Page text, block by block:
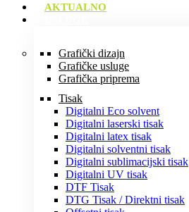
AKTUALNO
Grafički dizajn
Grafičke usluge
Grafička priprema
Tisak
Digitalni Eco solvent
Digitalni laserski tisak
Digitalni latex tisak
Digitalni solventni tisak
Digitalni sublimacijski tisak
Digitalni UV tisak
DTF Tisak
DTG Tisak / Direktni tisak